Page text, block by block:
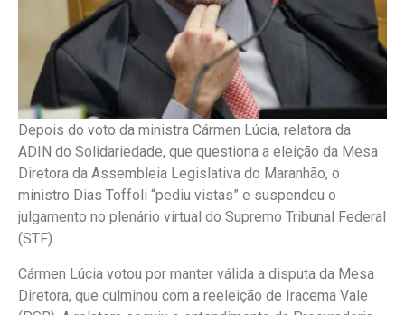
Depois do voto da ministra Cármen Lúcia, relatora da
ADIN do Solidariedade, que questiona a eleição da Mesa
Diretora da Assembleia Legislativa do Maranhão, o
ministro Dias Toffoli “pediu vistas” e suspendeu o
julgamento no plenário virtual do Supremo Tribunal Federal
(STF).
Cármen Lúcia votou por manter válida a disputa da Mesa
Diretora, que culminou com a reeleição de Iracema Vale